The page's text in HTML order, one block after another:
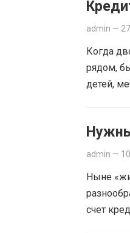
admin —
Когда
рядом,
детей,
admin —
Ныне
счет